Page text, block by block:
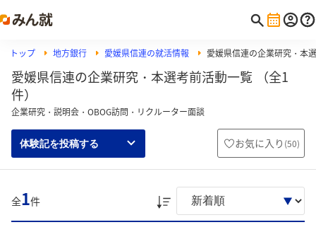
トップ 地方銀行 愛媛県信連の就活情報 愛媛県信連の企業研究・本
愛媛県信連の企業研究・本選考前活動一覧 （全1
件）
企業研究・説明会・OBOG訪問・リクルーター面談
体験記を投稿する お気に入り (50)
全1件